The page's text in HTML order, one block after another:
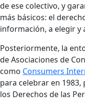
de ese colectivo, y
más básicos: el
información, a elegir y
Posteriormente, la
de Asociaciones de
como Consumers
para celebrar en
los Derechos de las